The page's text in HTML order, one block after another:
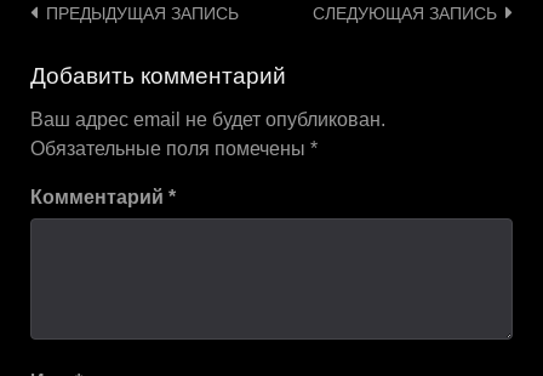
Навигация
записям
ПРЕДЫДУЩАЯ ЗАПИСЬ СЛЕДУЮЩАЯ ЗАПИСЬ
Добавить комментарий
Ваш адрес email не будет опубликован.
Обязательные поля помечены *
Комментарий *